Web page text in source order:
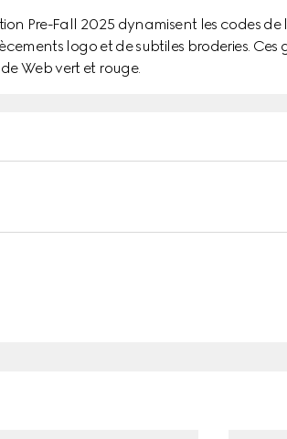
Pre-Fall 2025 dynamisent les codes de
logo et de subtiles broderies. Ces
Web vert et rouge.